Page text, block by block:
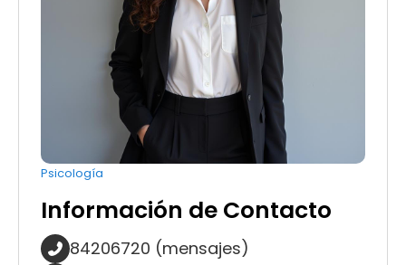
Psicología
Información de Contacto
84206720 (mensajes)